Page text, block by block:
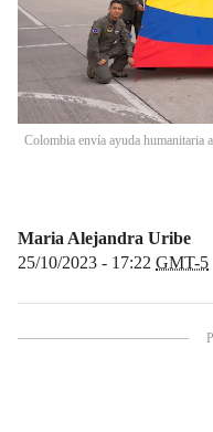
Colombia envía ayuda humanitaria
Maria Alejandra Uribe
25/10/2023 - 17:22 GMT-5